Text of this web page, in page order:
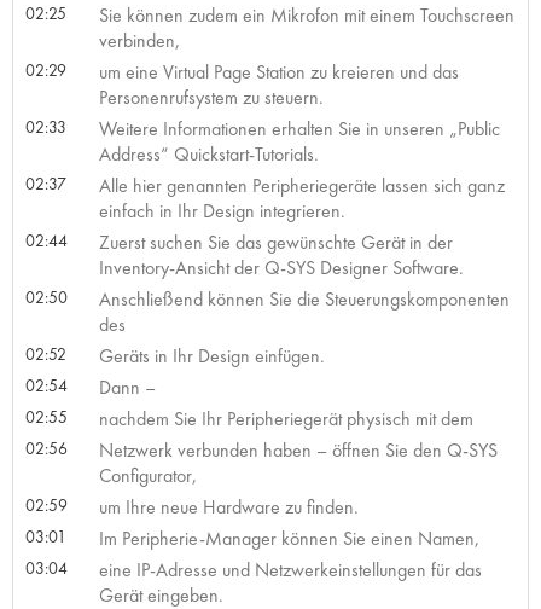
02:25
Sie können zudem ein Mikrofon mit einem Touchscreen
verbinden,
02:29
um eine Virtual Page Station zu kreieren und das
Personenrufsystem zu steuern.
02:33
Weitere Informationen erhalten Sie in unseren „Public
Address“ Quickstart-Tutorials.
02:37
Alle hier genannten Peripheriegeräte lassen sich ganz
einfach in Ihr Design integrieren.
02:44
Zuerst suchen Sie das gewünschte Gerät in der
Inventory-Ansicht der Q-SYS Designer Software.
02:50
Anschließend können Sie die Steuerungskomponenten
des
02:52 Geräts in Ihr Design einfügen.
02:54 Dann –
02:55 nachdem Sie Ihr Peripheriegerät physisch mit dem
02:56
Netzwerk verbunden haben – öffnen Sie den Q-SYS
Configurator,
02:59 um Ihre neue Hardware zu finden.
03:01 Im Peripherie-Manager können Sie einen Namen,
03:04
eine IP-Adresse und Netzwerkeinstellungen für das
Gerät eingeben.